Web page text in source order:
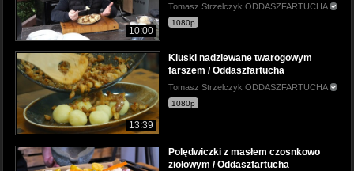
10:00
Tomasz Strzelczyk ODDASZFARTUCHA
1080p
13:39
Kluski nadziewane twarogowym
farszem / Oddaszfartucha
Tomasz Strzelczyk ODDASZFARTUCHA
1080p
Polędwiczki z masłem czosnkowo
ziołowym / Oddaszfartucha